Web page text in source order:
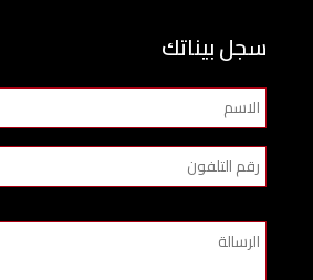
سجل بيناتك